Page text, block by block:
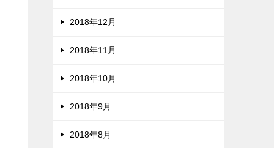
2018年12月
2018年11月
2018年10月
2018年9月
2018年8月